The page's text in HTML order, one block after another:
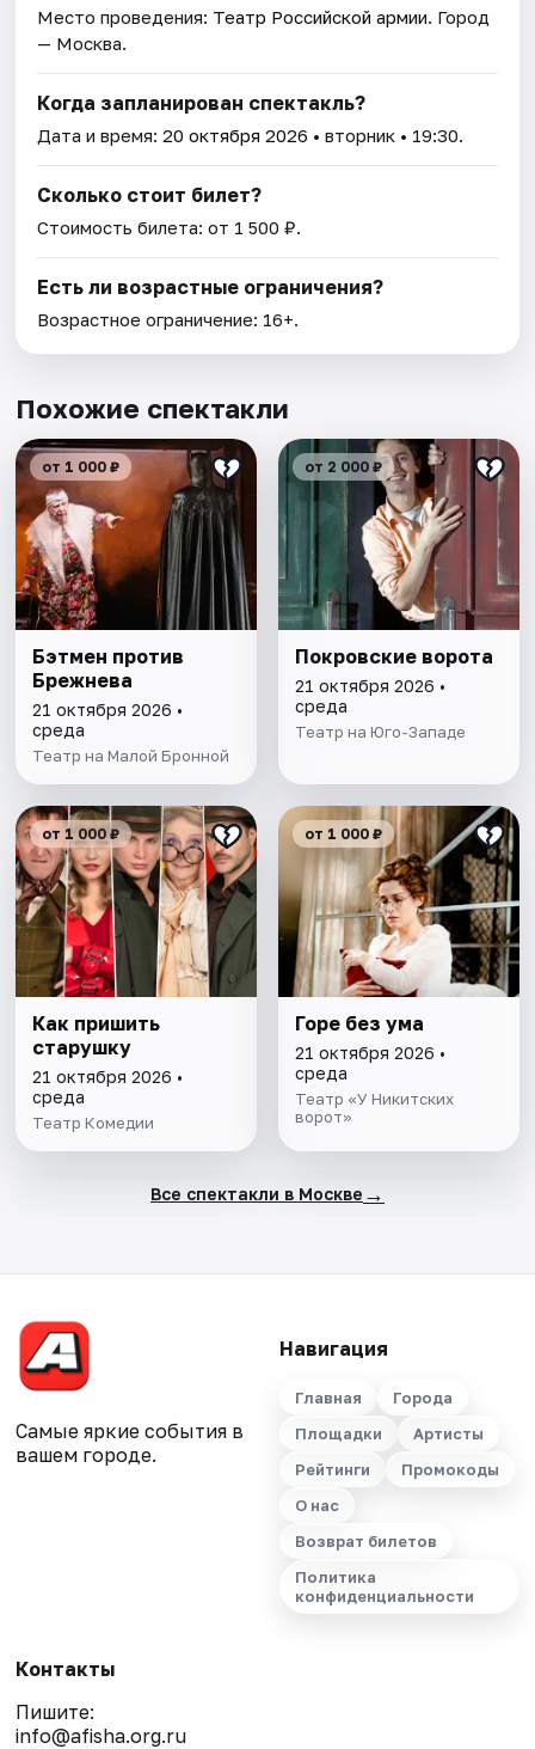
Место проведения: Театр Российской армии. Город
— Москва.
Когда запланирован спектакль?
Дата и время:20 октября 2026 • вторник • 19:30.
Сколько стоит билет?
Стоимость билета: от 1 500 ₽.
Есть ли возрастные ограничения?
Возрастное ограничение: 16+.
Похожие спектакли
от 1 000 ₽
Бэтмен против
Брежнева
21 октября 2026 •
среда
Театр на Малой Бронной
от 2 000 ₽
Покровские ворота
21 октября 2026 •
среда
Театр на Юго-Западе
от 1 000 ₽
Как пришить
старушку
21 октября 2026 •
среда
Театр Комедии
от 1 000 ₽
Горе без ума
21 октября 2026 •
среда
Театр «У Никитских
ворот»
Все спектакли в Москве →
Самые яркие события в
вашем городе.
Навигация
Главная
Города
Площадки
Артисты
Рейтинги
Промокоды
О нас
Возврат билетов
Политика
конфиденциальности
Контакты
Пишите:
info@afisha.org.ru